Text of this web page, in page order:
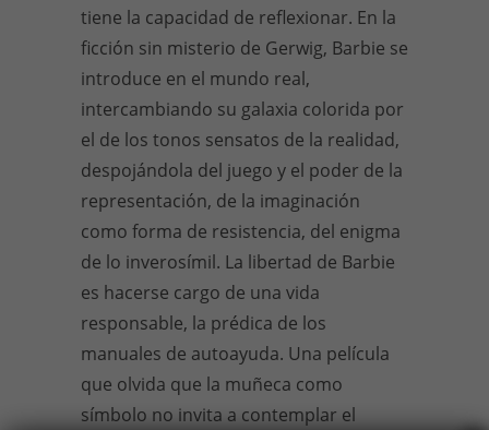
tiene la capacidad de reflexionar. En la
ficción sin misterio de Gerwig, Barbie se
introduce en el mundo real,
intercambiando su galaxia colorida por
el de los tonos sensatos de la realidad,
despojándola del juego y el poder de la
representación, de la imaginación
como forma de resistencia, del enigma
de lo inverosímil. La libertad de Barbie
es hacerse cargo de una vida
responsable, la prédica de los
manuales de autoayuda. Una película
que olvida que la muñeca como
símbolo no invita a contemplar el